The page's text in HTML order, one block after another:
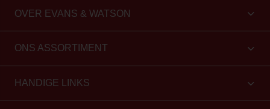
OVER EVANS & WATSON
ONS ASSORTIMENT
HANDIGE LINKS